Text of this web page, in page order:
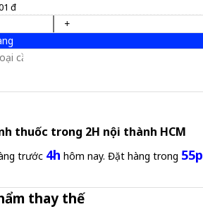
đ
+
thuốc trong 2H nội thành HCM
trước 4h hôm nay. Đặt hàng trong 55p
thay thế